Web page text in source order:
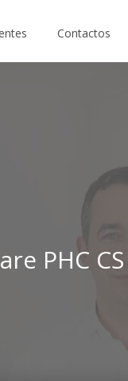
Contactos
PHC CS